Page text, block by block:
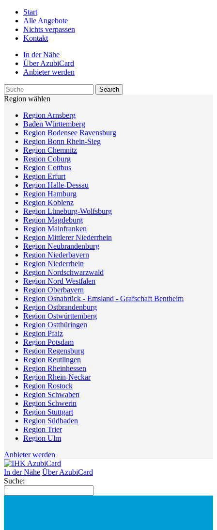
Start
Alle Angebote
Nichts verpassen
Kontakt
In der Nähe
Über AzubiCard
Anbieter werden
Region wählen
Region Arnsberg
Baden Württemberg
Region Bodensee Ravensburg
Region Bonn Rhein-Sieg
Region Chemnitz
Region Coburg
Region Cottbus
Region Erfurt
Region Halle-Dessau
Region Hamburg
Region Koblenz
Region Lüneburg-Wolfsburg
Region Magdeburg
Region Mainfranken
Region Mittlerer Niederrhein
Region Neubrandenburg
Region Niederbayern
Region Niederrhein
Region Nordschwarzwald
Region Nord Westfalen
Region Oberbayern
Region Osnabrück - Emsland - Grafschaft Bentheim
Region Ostbrandenburg
Region Ostwürttemberg
Region Ostthüringen
Region Pfalz
Region Potsdam
Region Regensburg
Region Reutlingen
Region Rheinhessen
Region Rhein-Neckar
Region Rostock
Region Schwaben
Region Schwerin
Region Stuttgart
Region Südbaden
Region Trier
Region Ulm
Anbieter werden
In der Nähe Über AzubiCard
Suche: